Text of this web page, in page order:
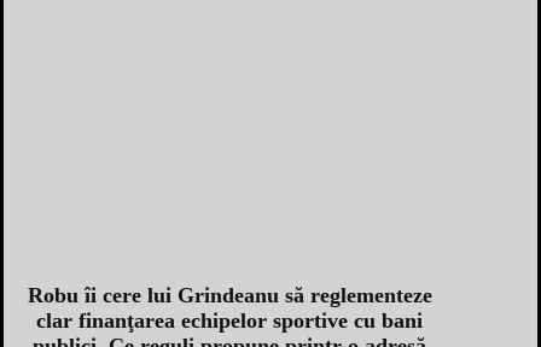
Robu îi cere lui Grindeanu să reglementeze
clar finanţarea echipelor sportive cu bani